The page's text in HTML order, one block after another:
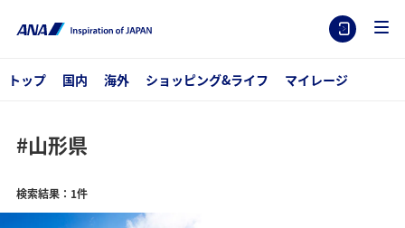
トップ 国内 海外 ショッピング&ライフ マイレージ
#山形県
検索結果：1件